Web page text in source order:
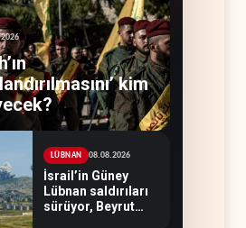
kim
LÜBNAN 08.08.2026
İsrail’in Güney
Lübnan saldırıları
sürüyor, Beyrut